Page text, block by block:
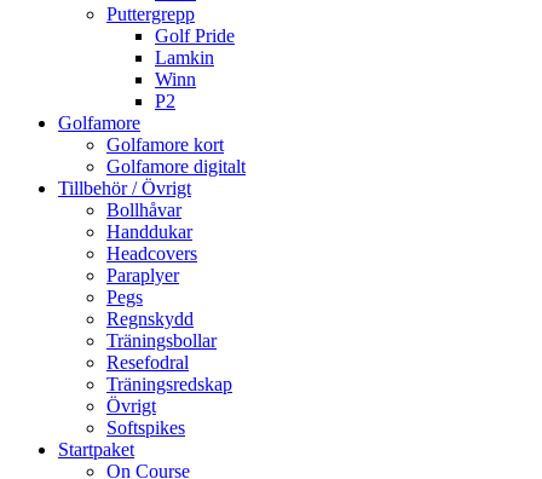
Puttergrepp
Golf Pride
Lamkin
Winn
P2
Golfamore
Golfamore kort
Golfamore digitalt
Tillbehör / Övrigt
Bollhåvar
Handdukar
Headcovers
Paraplyer
Pegs
Regnskydd
Träningsbollar
Resefodral
Träningsredskap
Övrigt
Softspikes
Startpaket
On Course